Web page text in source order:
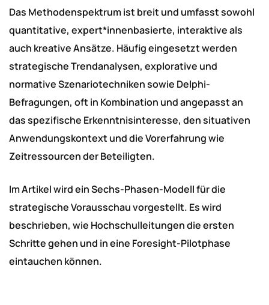
Das Methodenspektrum ist breit und umfasst sowohl
quantitative, expert*innenbasierte, interaktive als
auch kreative Ansätze. Häufig eingesetzt werden
strategische Trendanalysen, explorative und
normative Szenariotechniken sowie Delphi-
Befragungen, oft in Kombination und angepasst an
das spezifische Erkenntnisinteresse, den situativen
Anwendungskontext und die Vorerfahrung wie
Zeitressourcen der Beteiligten.
Im Artikel wird ein Sechs-Phasen-Modell für die
strategische Vorausschau vorgestellt. Es wird
beschrieben, wie Hochschulleitungen die ersten
Schritte gehen und in eine Foresight-Pilotphase
eintauchen können.